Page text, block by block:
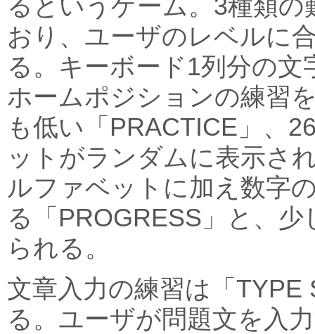
るというゲーム。3種類
おり、ユーザのレベルに
る。キーボード1列分の
ホームポジションの練習
も低い「PRACTICE」、
ットがランダムに表示さ
ルファベットに加え数字
る「PROGRESS」と、
られる。
文章入力の練習は「TYPE
る。ユーザが問題文を入